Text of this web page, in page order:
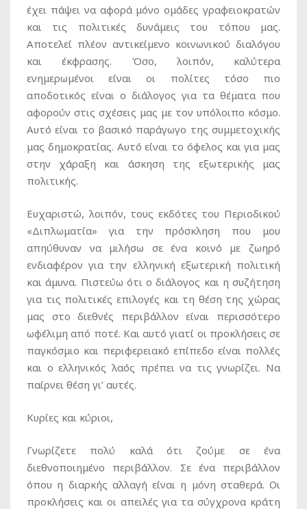
έχει πάψει να αφορά μόνο ομάδες γραφειοκρατών
και τις πολιτικές δυνάμεις του τόπου μας.
Αποτελεί πλέον αντικείμενο κοινωνικού διαλόγου
και έκφρασης. Όσο, λοιπόν, καλύτερα
ενημερωμένοι είναι οι πολίτες τόσο πιο
αποδοτικός είναι ο διάλογος για τα θέματα που
αφορούν στις σχέσεις μας με τον υπόλοιπο κόσμο.
Αυτό είναι το βασικό παράγωγο της συμμετοχικής
μας δημοκρατίας. Αυτό είναι το όφελος και για μας
στην χάραξη και άσκηση της εξωτερικής μας
πολιτικής.
Ευχαριστώ, λοιπόν, τους εκδότες του Περιοδικού
«Διπλωματία» για την πρόσκληση που μου
απηύθυναν να μιλήσω σε ένα κοινό με ζωηρό
ενδιαφέρον για την ελληνική εξωτερική πολιτική
και άμυνα. Πιστεύω ότι ο διάλογος και η συζήτηση
για τις πολιτικές επιλογές και τη θέση της χώρας
μας στο διεθνές περιβάλλον είναι περισσότερο
ωφέλιμη από ποτέ. Και αυτό γιατί οι προκλήσεις σε
παγκόσμιο και περιφερειακό επίπεδο είναι πολλές
και ο ελληνικός λαός πρέπει να τις γνωρίζει. Να
παίρνει θέση γι’ αυτές.
Κυρίες και κύριοι,
Γνωρίζετε πολύ καλά ότι ζούμε σε ένα
διεθνοποιημένο περιβάλλον. Σε ένα περιβάλλον
όπου η διαρκής αλλαγή είναι η μόνη σταθερά. Οι
προκλήσεις και οι απειλές για τα σύγχρονα κράτη